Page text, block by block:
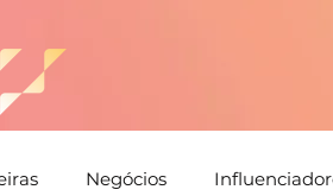
Negócios